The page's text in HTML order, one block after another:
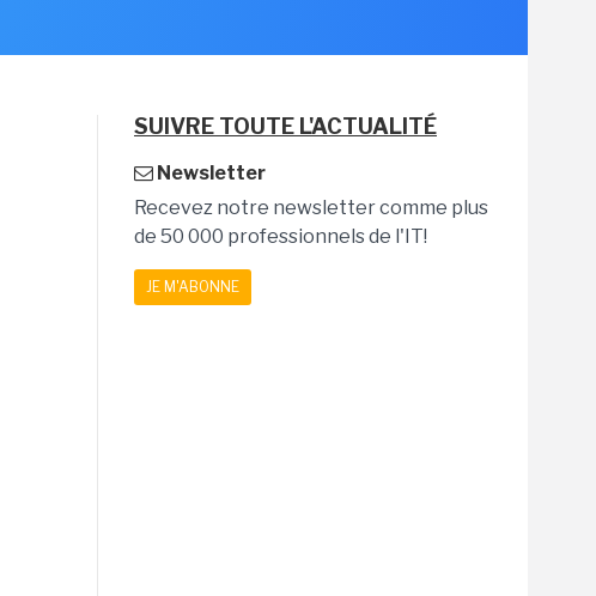
SUIVRE TOUTE L'ACTUALITÉ
Newsletter
Recevez notre newsletter comme plus
de 50 000 professionnels de l'IT!
JE M'ABONNE